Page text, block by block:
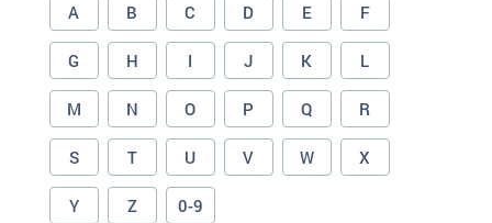
A B C D E F
G H I J K L
M N O P Q R
S T U V W X
Y Z 0-9